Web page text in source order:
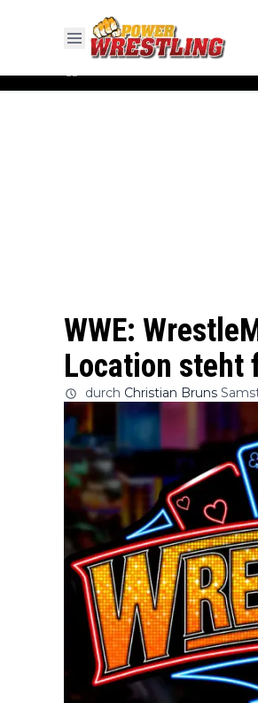
WWE:
Location steht
durch Christian Bruns